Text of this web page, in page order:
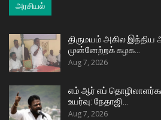
அரசியல்
திருமயம் அகில
முன்னேற்றக் கழக…
Aug 7, 2026
எம் ஆர் எப்
உயர்வு: நேதாஜி…
Aug 7, 2026